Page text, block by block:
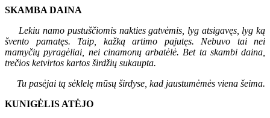
SKAMBA DAINA
Lekiu namo pustuščiomis nakties gatvėmis, lyg atsigavęs, lyg ką
švento pamatęs. Taip, kažką artimo pajutęs. Nebuvo tai nei
mamyčių pyragėliai, nei cinamonų arbatėlė. Bet ta skambi daina,
trečios ketvirtos kartos širdžių sukaupta.
Tu pasėjai tą sėklelę mūsų širdyse, kad jaustumėmės viena šeima.
KUNIGĖLIS ATĖJO